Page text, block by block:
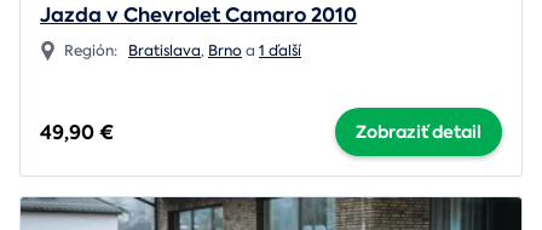
Jazda v Chevrolet Camaro 2010
Región: Bratislava, Brnoa 1 ďalší
49,90 € Zobraziť detail